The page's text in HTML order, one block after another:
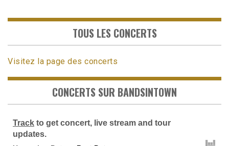
TOUS LES CONCERTS
Visitez la page des concerts
CONCERTS SUR BANDSINTOWN
Track to get concert, live stream and tour
updates.